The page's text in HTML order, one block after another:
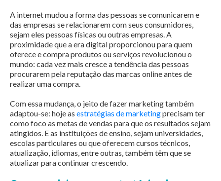
A internet mudou a forma das pessoas se comunicarem e
das empresas se relacionarem com seus consumidores,
sejam eles pessoas físicas ou outras empresas. A
proximidade que a era digital proporcionou para quem
oferece e compra produtos ou serviços revolucionou o
mundo: cada vez mais cresce a tendência das pessoas
procurarem pela reputação das marcas online antes de
realizar uma compra.
Com essa mudança, o jeito de fazer marketing também
adaptou-se: hoje as estratégias de marketingprecisam ter
como foco as metas de vendas para que os resultados sejam
atingidos. E as instituições de ensino, sejam universidades,
escolas particulares ou que oferecem cursos técnicos,
atualização, idiomas, entre outras, também têm que se
atualizar para continuar crescendo.